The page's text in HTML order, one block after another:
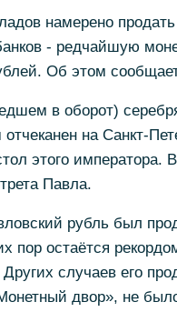
намерено
- редчайшую
Об этом
в оборот)
на Санкт-
этого императора.
Павла.
рубль был
пор остаётся
случаев его
двор», не